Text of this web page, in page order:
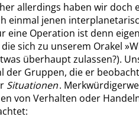
allerdings haben wir doch
einmal jenen
eine Operation ist denn
sich zu unserem Orakel »
überhaupt zulassen?).
der Gruppen, die er
Situationen.
von Verhalten oder